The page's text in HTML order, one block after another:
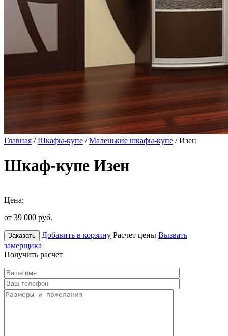
Главная /Шкафы-купе /Маленькие шкафы-купе / Изен
Шкаф-купе Изен
Цена:
от 39 000 руб.
Заказать Добавить в корзину Расчет цены Вызвать
замерщика
Получить расчет